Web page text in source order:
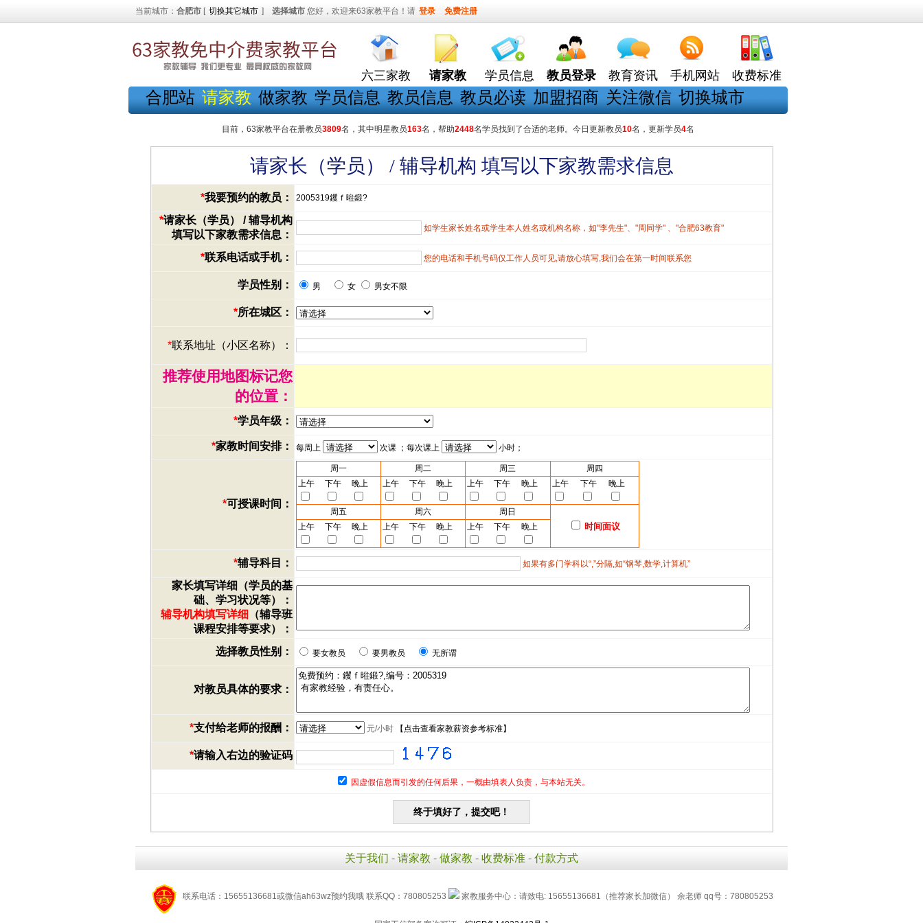
当前城市： 合肥市 [ 切换其它城市 ] 选择城市 您好，欢迎来63家教平台！请 登录 免费注册
六三家教 请家教 学员信息 教员登录 教育资讯 手机网站 收费标准
合肥站 请家教 做家教 学员信息 教员信息 教员必读 加盟招商 关注微信 切换城市
目前，63家教平台在册教员3809名，其中明星教员163名，帮助2448名学员找到了合适的老师。今日更新教员10名，更新学员4名
请家长（学员） / 辅导机构 填写以下家教需求信息
*我要预约的教员： 2005319钁ｆ暀鍛?
*请家长（学员） / 辅导机构
填写以下家教需求信息：
如学生家长姓名或学生本人姓名或机构名称，如"李先生"、"周同学" 、"合肥63教育"
*联系电话或手机： 您的电话和手机号码仅工作人员可见,请放心填写,我们会在第一时间联系您
学员性别： 男 女 男女不限
*所在城区：
*联系地址（小区名称）：
推荐使用地图标记您
的位置：
*学员年级：
*家教时间安排： 每周上 次课 ；每次课上 小时；
*可授课时间：
周一 周二 周三
周四
上午
下午 晚上 上午 下午 晚上 上午 下午 晚上 上午 下午 晚上
周五 周六 周日
时间面议
上午 下午 晚上 上午 下午 晚上 上午 下午 晚上
*辅导科目： 如果有多门学科以“,”分隔,如“钢琴,数学,计算机”
家长填写详细（学员的基
础、学习状况等）：
辅导机构填写详细 （辅导班
课程安排等要求）：
选择教员性别：
要女教员 要男教员 无所谓
对教员具体的要求：
*支付给老师的报酬： 元/小时【 点击查看家教薪资参考标准】
*请输入右边的验证码
因虚假信息而引发的任何后果，一概由填表人负责，与本站无关。
关于我们 - 请家教 - 做家教 - 收费标准 - 付款方式
联系电话：15655136681或微信ah63wz预约我哦 联系QQ：780805253 家教服务中心：请致电: 15655136681（推荐家长加微信） 余老师 qq号：780805253